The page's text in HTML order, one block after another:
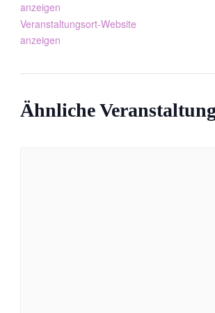
anzeigen
Veranstaltungsort-Website
anzeigen
Ähnliche